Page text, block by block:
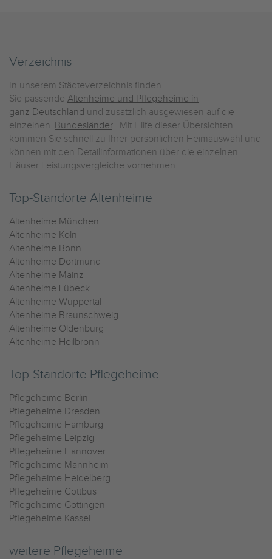
Verzeichnis
In unserem Städteverzeichnis finden
Sie passende Altenheime und Pflegeheime in
ganz Deutschland und zusätzlich ausgewiesen auf die
einzelnen Bundesländer. Mit Hilfe dieser Übersichten
kommen Sie schnell zu Ihrer persönlichen Heimauswahl und
können mit den Detailinformationen über die einzelnen
Häuser Leistungsvergleiche vornehmen.
Top-Standorte Altenheime
Altenheime München
Altenheime Köln
Altenheime Bonn
Altenheime Dortmund
Altenheime Mainz
Altenheime Lübeck
Altenheime Wuppertal
Altenheime Braunschweig
Altenheime Oldenburg
Altenheime Heilbronn
Top-Standorte Pflegeheime
Pflegeheime Berlin
Pflegeheime Dresden
Pflegeheime Hamburg
Pflegeheime Leipzig
Pflegeheime Hannover
Pflegeheime Mannheim
Pflegeheime Heidelberg
Pflegeheime Cottbus
Pflegeheime Göttingen
Pflegeheime Kassel
weitere Pflegeheime